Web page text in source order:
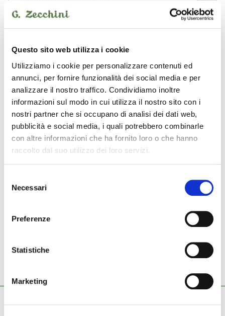
Questo sito web utilizza i cookie
Utilizziamo i cookie per personalizzare contenuti ed
annunci, per fornire funzionalità dei social media e per
analizzare il nostro traffico. Condividiamo inoltre
informazioni sul modo in cui utilizza il nostro sito con i
nostri partner che si occupano di analisi dei dati web,
pubblicità e social media, i quali potrebbero combinarle
con altre informazioni che ha fornito loro o che hanno
raccolto dal suo utilizzo dei loro servizi.
delNecessari
Preferenze
Statistiche
Marketing
USATO
Strumenti nuovi Hofner pedale per chitarra
Hofner - pedale per
chitarra
65,00 €
ZECCHINI G. S.R.L.